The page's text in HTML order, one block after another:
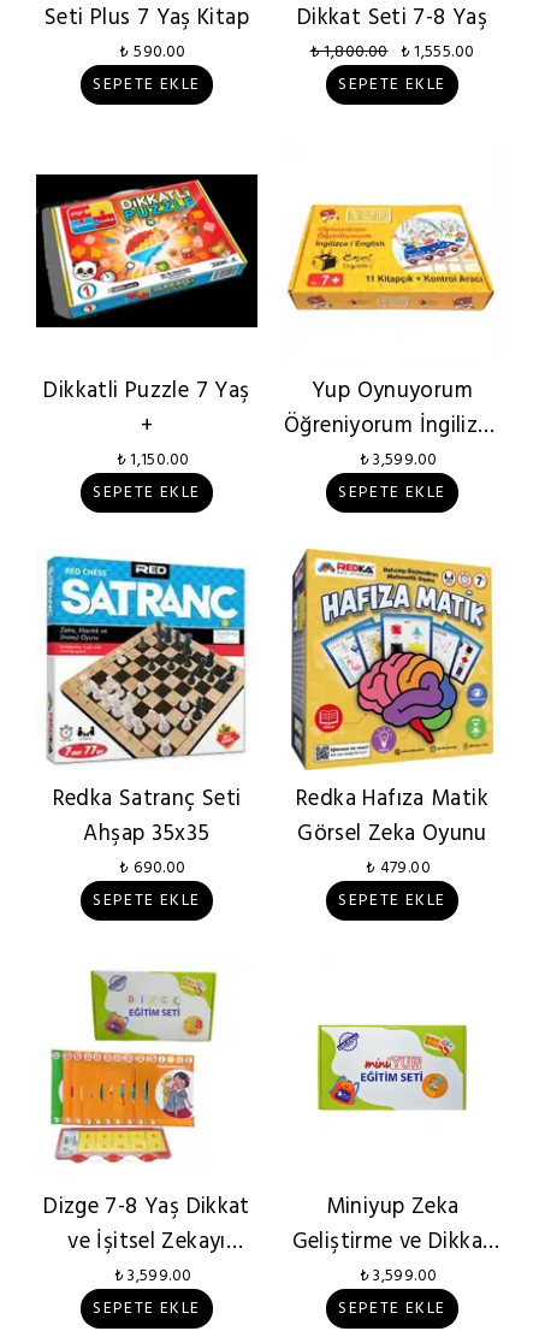
Seti Plus 7 Yaş Kitap
₺ 590.00
SEPETE EKLE
Dikkat Seti 7-8 Yaş
₺ 1,800.00 ₺ 1,555.00
SEPETE EKLE
Dikkatli Puzzle 7 Yaş
+
₺ 1,150.00
SEPETE EKLE
Yup Oynuyorum
Öğreniyorum İngilizce
7+ Yaş
₺ 3,599.00
SEPETE EKLE
Redka Satranç Seti
Ahşap 35x35
₺ 690.00
SEPETE EKLE
Redka Hafıza Matik
Görsel Zeka Oyunu
₺ 479.00
SEPETE EKLE
Dizge 7-8 Yaş Dikkat
ve İşitsel Zekayı
Geliştirme
₺ 3,599.00
SEPETE EKLE
Miniyup Zeka
Geliştirme ve Dikkat
Yoğunlaştırma Seti 7
Yaş+
₺ 3,599.00
SEPETE EKLE